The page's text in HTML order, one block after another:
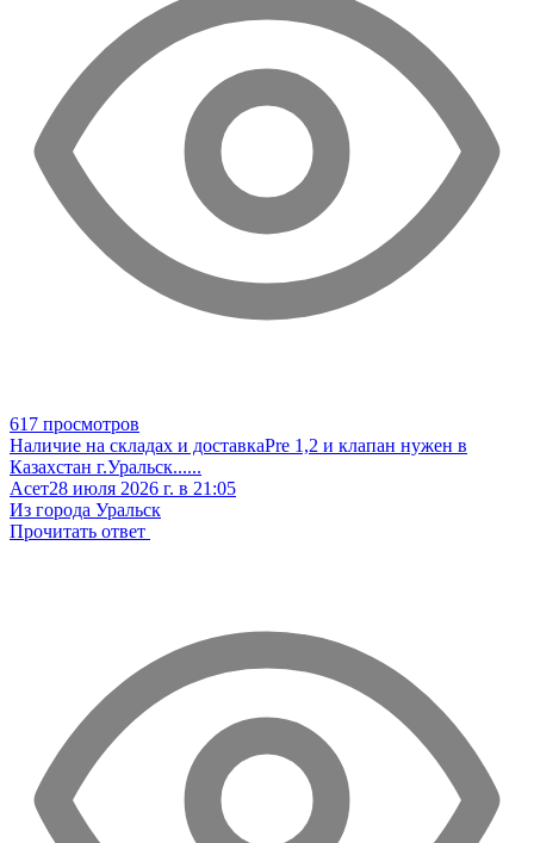
617 просмотров
Наличие на складах и доставкаPre 1,2 и клапан нужен в
Казахстан г.Уральск......
Асет28 июля 2026 г. в 21:05
Из города Уральск
Прочитать ответ